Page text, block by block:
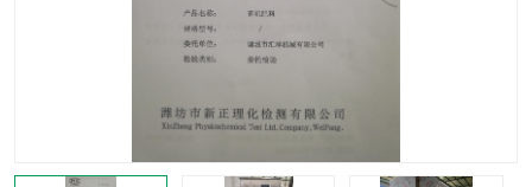
分子膜发酵堆肥设备